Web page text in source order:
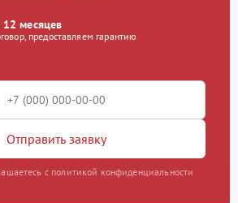
12 месяцев
предоставляем гарантию
Отправить заявку
с политикой конфиденциальности